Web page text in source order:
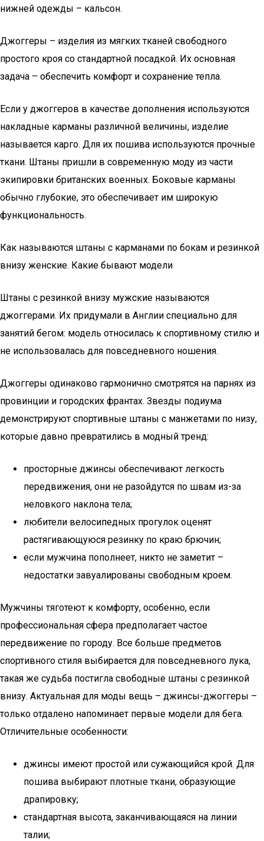
нижней одежды – кальсон.
Джоггеры – изделия из мягких тканей свободного
простого кроя со стандартной посадкой. Их основная
задача – обеспечить комфорт и сохранение тепла.
Если у джоггеров в качестве дополнения используются
накладные карманы различной величины, изделие
называется карго. Для их пошива используются прочные
ткани. Штаны пришли в современную моду из части
экипировки британских военных. Боковые карманы
обычно глубокие, это обеспечивает им широкую
функциональность.
Как называются штаны с карманами по бокам и резинкой
внизу женские. Какие бывают модели
Штаны с резинкой внизу мужские называются
джоггерами. Их придумали в Англии специально для
занятий бегом: модель относилась к спортивному стилю и
не использовалась для повседневного ношения.
Джоггеры одинаково гармонично смотрятся на парнях из
провинции и городских франтах. Звезды подиума
демонстрируют спортивные штаны с манжетами по низу,
которые давно превратились в модный тренд:
просторные джинсы обеспечивают легкость
передвижения, они не разойдутся по швам из-за
неловкого наклона тела;
любители велосипедных прогулок оценят
растягивающуюся резинку по краю брючин;
если мужчина пополнеет, никто не заметит –
недостатки завуалированы свободным кроем.
Мужчины тяготеют к комфорту, особенно, если
профессиональная сфера предполагает частое
передвижение по городу. Все больше предметов
спортивного стиля выбирается для повседневного лука,
такая же судьба постигла свободные штаны с резинкой
внизу. Актуальная для моды вещь – джинсы-джоггеры –
только отдалено напоминает первые модели для бега.
Отличительные особенности:
джинсы имеют простой или сужающийся крой. Для
пошива выбирают плотные ткани, образующие
драпировку;
стандартная высота, заканчивающаяся на линии
талии;